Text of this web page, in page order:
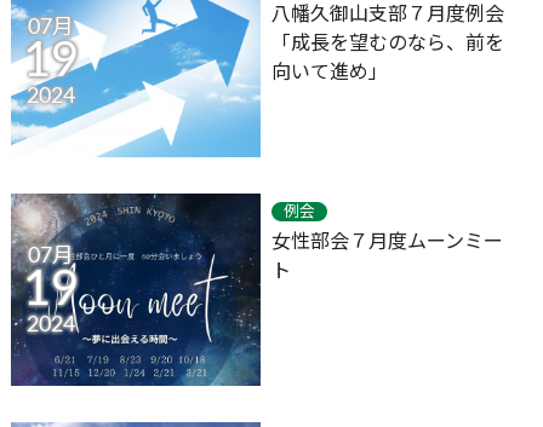
07月
19
2024
八幡久御山支部７月度例会
「成長を望むのなら、前を
向いて進め」
07月
19
2024
例会
女性部会７月度ムーンミー
ト